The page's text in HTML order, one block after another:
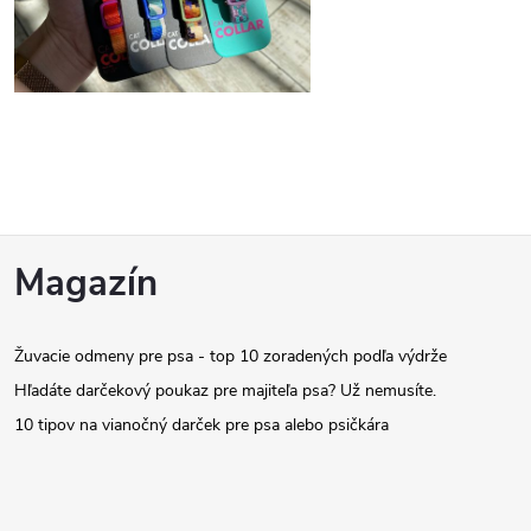
Z
p
ä
Magazín
Žuvacie odmeny pre psa - top 10 zoradených podľa výdrže
Hľadáte darčekový poukaz pre majiteľa psa? Už nemusíte.
10 tipov na vianočný darček pre psa alebo psičkára